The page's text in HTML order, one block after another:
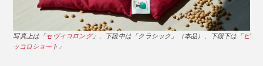
写真上は「セヴィコロング」、下段中は「クラシック」（本品）、下段下は「ピ
ッコロショート 」